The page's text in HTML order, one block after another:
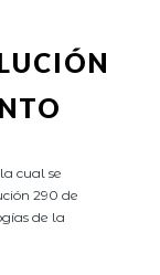
cual se
290 de
de la